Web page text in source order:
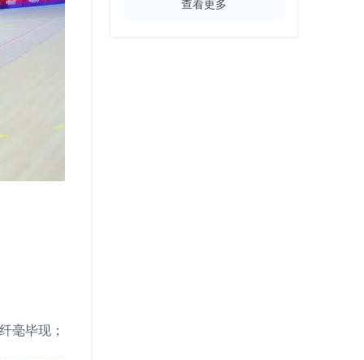
毫毕现；
查看更多